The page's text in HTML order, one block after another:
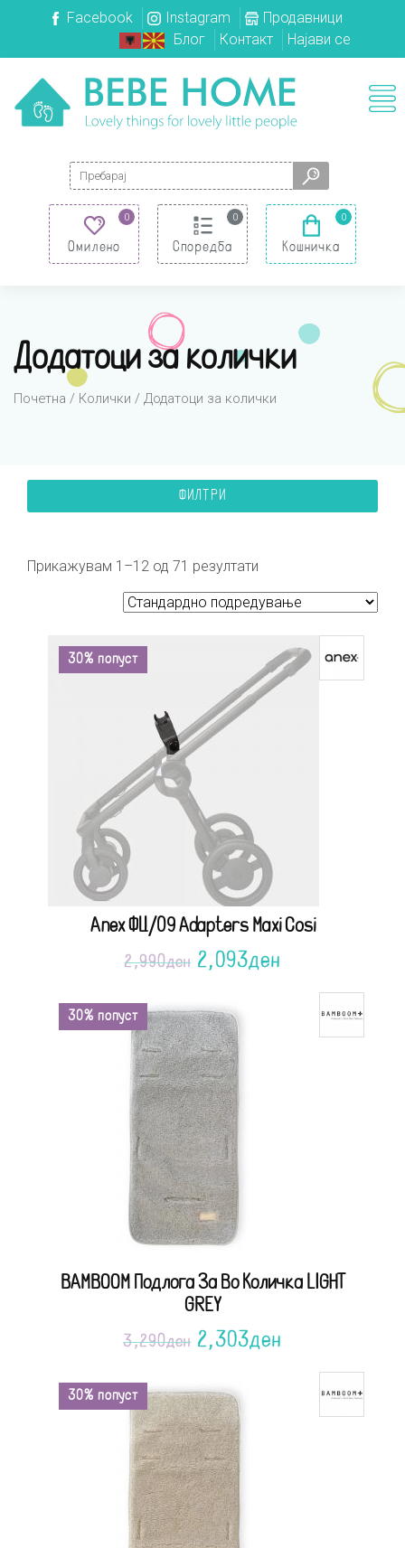
Facebook Instagram
Продавници
Блог
Контакт Најави се
Search for:
0
Омилено
0
Споредба
0
Кошничка
Додатоци за колички
Почетна / Колички / Додатоци за колички
ФИЛТРИ
Прикажувам 1–12 од 71 резултати
30% попуст
Anex ФЦ/09 Adapters Maxi Cosi
2,990ден 2,093ден
30% попуст
BAMBOOM Подлога За Во Количка LIGHT
GREY
3,290ден 2,303ден
30% попуст